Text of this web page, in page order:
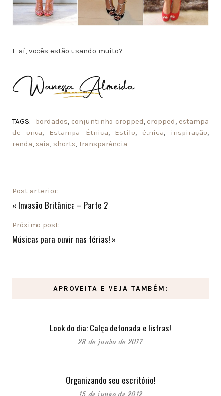
E aí, vocês estão usando muito?
TAGS: bordados, conjuntinho cropped, cropped, estampa
de onça, Estampa Étnica, Estilo, étnica, inspiração,
renda, saia, shorts,Transparência
Post anterior:
« Invasão Britânica – Parte 2
Próximo post:
Músicas para ouvir nas férias! »
APROVEITA E VEJA TAMBÉM:
Look do dia: Calça detonada e listras!
28 de junho de 2017
Organizando seu escritório!